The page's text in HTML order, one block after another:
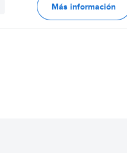
Más información